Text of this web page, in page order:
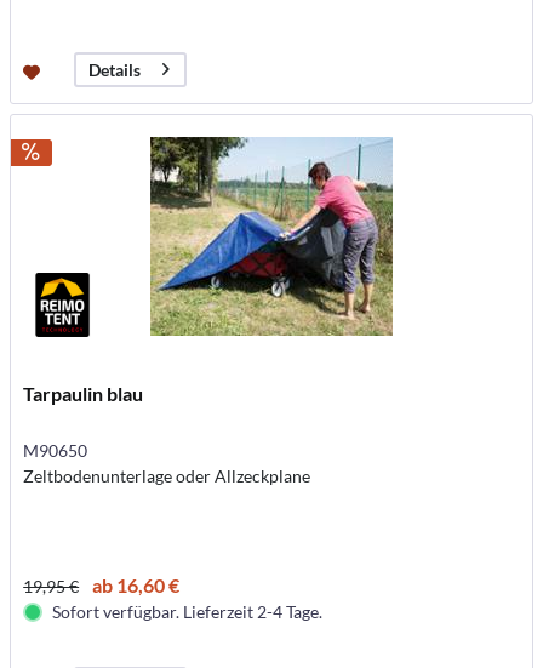
Details
Tarpaulin blau
M90650
Zeltbodenunterlage oder Allzeckplane
19,95 € ab 16,60 €
Sofort verfügbar. Lieferzeit 2-4 Tage.